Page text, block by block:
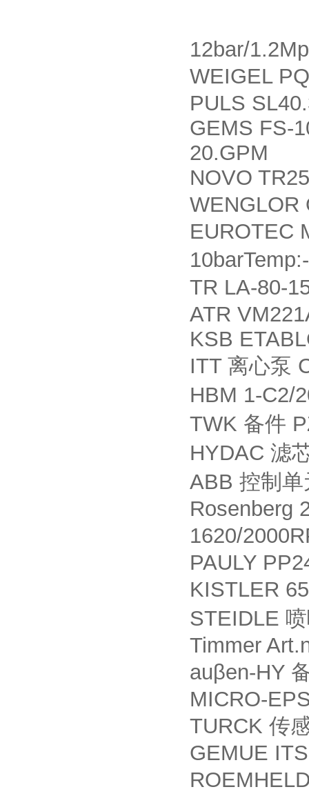
12bar/
WEIGEL
PULS
GEMS FS-
20.GPM
NOVO TR25
EUROTEC
TR LA-80-
ATR
KSB
ITT 离心泵
HBM 1-C2/
TWK 备件
HYDAC 滤
ABB 控制单
Rosenberg
1620/
PAULY
KISTLER
STEIDLE
Timmer
auβen-HY
MICRO-
TURCK 传
GEMUE